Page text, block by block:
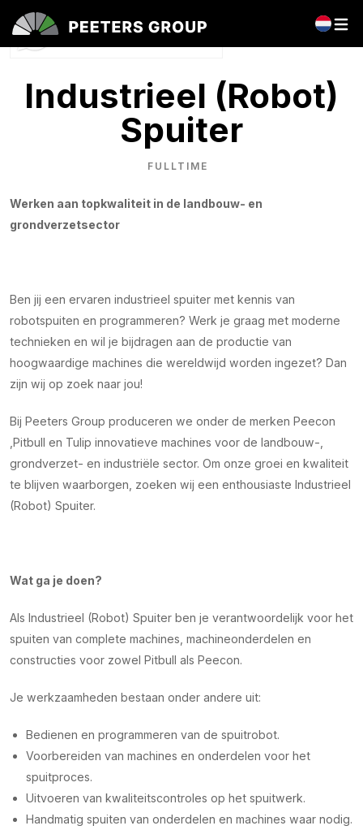
Vragen over deze vacature?
Industrieel (Robot)
Spuiter
FULLTIME
Werken aan topkwaliteit in de landbouw- en
grondverzetsector
Ben jij een ervaren industrieel spuiter met kennis van
robotspuiten en programmeren? Werk je graag met moderne
technieken en wil je bijdragen aan de productie van
hoogwaardige machines die wereldwijd worden ingezet? Dan
zijn wij op zoek naar jou!
Bij Peeters Group produceren we onder de merken Peecon
,Pitbull en Tulip innovatieve machines voor de landbouw-,
grondverzet- en industriële sector. Om onze groei en kwaliteit
te blijven waarborgen, zoeken wij een enthousiaste Industrieel
(Robot) Spuiter.
Wat ga je doen?
Als Industrieel (Robot) Spuiter ben je verantwoordelijk voor het
spuiten van complete machines, machineonderdelen en
constructies voor zowel Pitbull als Peecon.
Je werkzaamheden bestaan onder andere uit:
Bedienen en programmeren van de spuitrobot.
Voorbereiden van machines en onderdelen voor het
spuitproces.
Uitvoeren van kwaliteitscontroles op het spuitwerk.
Handmatig spuiten van onderdelen en machines waar nodig.